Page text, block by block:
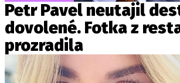
Petr Pavel neutajil
dovolené. Fotka z
prozradila